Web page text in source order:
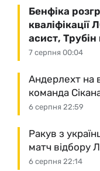
7 серпня 00:04
Бенфіка
асист, Трубін
6 серпня 22:59
Андерлехт на
команда
6 серпня 22:14
Ракув з
матч відбору